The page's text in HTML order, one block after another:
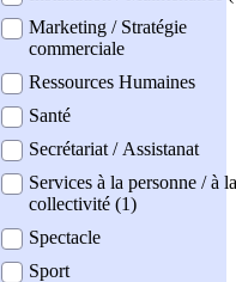
Marketing / Stratégie
commerciale
Ressources Humaines
Santé
Secrétariat / Assistanat
Services à la personne / à la
collectivité (1)
Spectacle
Sport